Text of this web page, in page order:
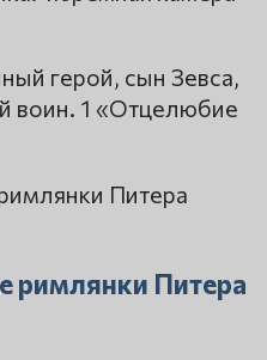
герой, сын Зевса,
воин. 1 «Отцелюбие
римлянки Питера